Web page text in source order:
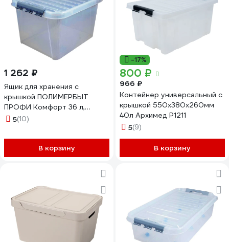
1 262 ₽
Ящик для хранения с
крышкой ПОЛИМЕРБЫТ
ПРОФИ Комфорт 36 л,
прозрачный 63200795
5(10)
В корзину
-17%
800 ₽
966 ₽
Контейнер универсальный с
крышкой 550x380x260мм
40л Архимед Р1211
5(9)
В корзину